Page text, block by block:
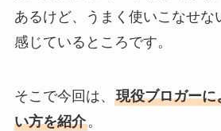
あるけど、うまく使いこなせな
感じているところです。
そこで今回は、 現役ブロガー
い方を紹介。